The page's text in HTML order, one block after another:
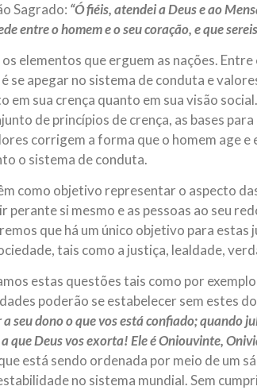
Sagrado: “Ó fiéis, atendei a Deus e ao
entre o homem e o seu coração, e que
elementos que erguem as nações.
se apegar no sistema de conduta e
em sua crença quanto em sua visão
de princípios de crença, as bases
corrigem a forma que o homem age
o sistema de conduta.
como objetivo representar o aspecto
perante si mesmo e as pessoas ao seu
que há um único objetivo para estas
tais como a justiça, lealdade,
estas questões tais como por
poderão se estabelecer sem estes
seu dono o que vos está confiado; quando
que Deus vos exorta! Ele é Oniouvinte,
está sendo ordenada por meio de um
no sistema mundial. Sem